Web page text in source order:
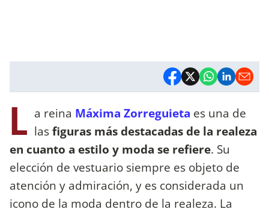
L a reina Máxima Zorreguieta es una de
lasfiguras más destacadas de la realeza
en cuanto a estilo y moda se refiere. Su
elección de vestuario siempre es objeto de
atención y admiración, y es considerada un
icono de la moda dentro de la realeza. La